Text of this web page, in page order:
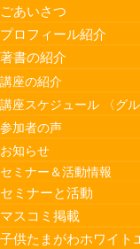
ごあいさつ
プロフィール紹介
著書の紹介
講座の紹介
講座スケジュール 〈グル
参加者の声
お知らせ
セミナー＆活動情報
セミナーと活動
マスコミ掲載
子供たまがわホワイト